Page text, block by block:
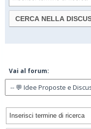
Vai al forum: